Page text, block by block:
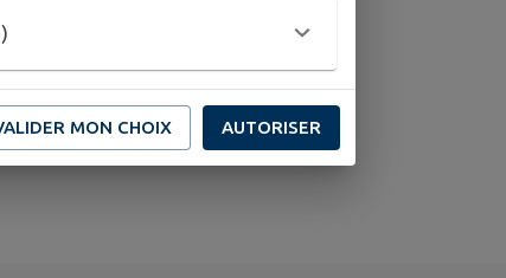
MON CHOIX AUTORISER